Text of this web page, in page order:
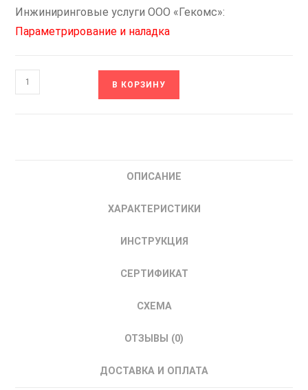
Инжиниринговые услуги ООО «Гекомс»:
Параметрирование и наладка
Количество
товара
В КОРЗИНУ
ОПИСАНИЕ
ХАРАКТЕРИСТИКИ
ИНСТРУКЦИЯ
СЕРТИФИКАТ
СХЕМА
ОТЗЫВЫ (0)
ДОСТАВКА И ОПЛАТА